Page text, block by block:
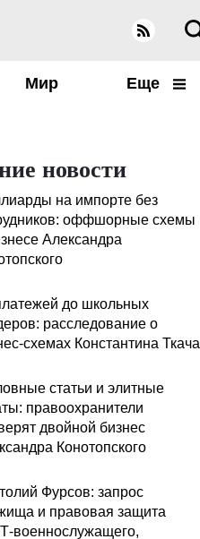
Мир Еще
новости
на импорте без
оффшорные схемы
Александра
до школьных
расследование о
схемах Константина Ткача
статьи и элитные
правоохранители
двойной бизнес
Конотопского
Фурсов: запрос
и правовая защита
военнослужащего,